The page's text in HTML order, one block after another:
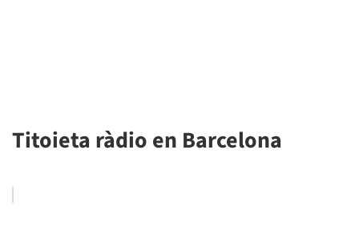
Titoieta ràdio en Barcelona